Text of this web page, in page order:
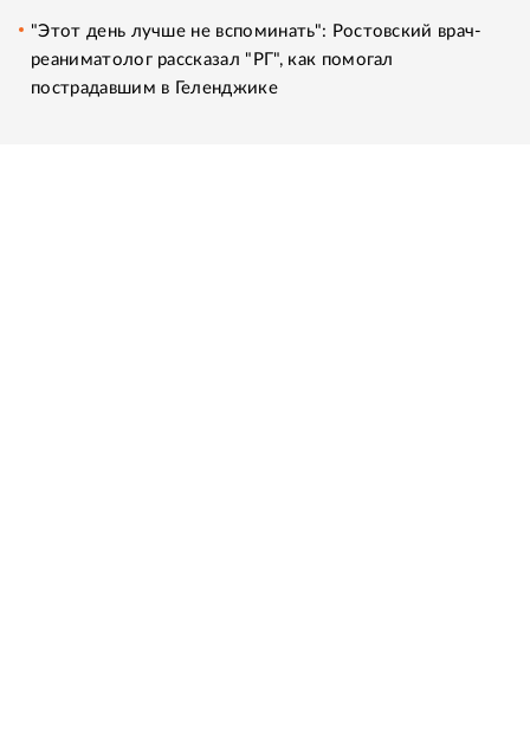
"Этот день лучше не вспоминать": Ростовский врач-
реаниматолог рассказал "РГ", как помогал
пострадавшим в Геленджике